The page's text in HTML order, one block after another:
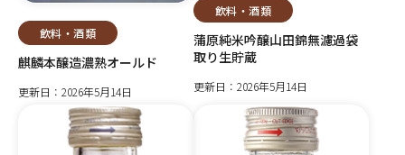
飲料・酒類
麒麟本醸造濃熟オールド
更新日：2026年5月14日
飲料・酒類
蒲原純米吟醸山田錦無濾過袋
取り生貯蔵
更新日：2026年5月14日